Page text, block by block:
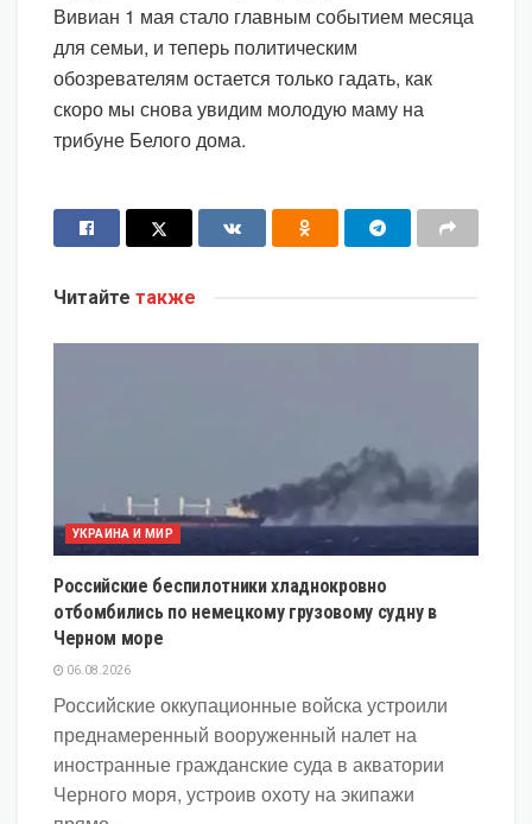
Вивиан 1 мая стало главным событием месяца
для семьи, и теперь политическим
обозревателям остается только гадать, как
скоро мы снова увидим молодую маму на
трибуне Белого дома.
Читайте также
УКРАИНА И МИР
Российские беспилотники хладнокровно
отбомбились по немецкому грузовому судну в
Черном море
06.08.2026
Российские оккупационные войска устроили
преднамеренный вооруженный налет на
иностранные гражданские суда в акватории
Черного моря, устроив охоту на экипажи